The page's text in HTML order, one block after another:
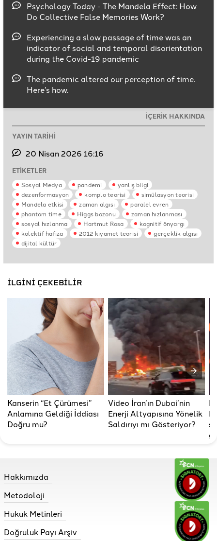
Psychology Today - The Mandela Effect: How
Do Collective False Memories Work?
Experiencing a slow passage of time was an
indicator of social and temporal disorientation
during the Covid-19 pandemic
The pandemic altered our perception of time.
Here’s how.
İÇERİK HAKKINDA
YAYIN TARİHİ
20 Nisan 2026 16:16
ETİKETLER
Sosyal Medya pandemi
yanlış bilgi
dezenformasyon
komplo teorisi
simülasyon teorisi
Mandela etkisi
zaman algısı
paralel evren
phantom time
Higgs bozonu
zaman hızlanması
sosyal hızlanma
Hartmut Rosa
kognitif önyargı
kolektif hafıza
2012 kıyamet teorisi
gerçeklik algısı
dijital kültür
İLGİNİ ÇEKEBİLİR
Kanserin “Et Çürümesi”
Anlamına Geldiği İddiası
Doğru mu?
Video İran’ın Dubai’nin
Enerji Altyapısına Yönelik
Saldırıyı mı Gösteriyor?
Hakkımızda
Metodoloji
Hukuk Metinleri
Doğruluk Payı Arşiv